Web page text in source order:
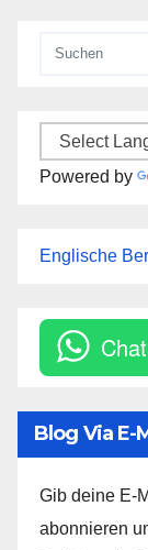
Powered by
Englische
Blog Via E-
Gib deine E-
abonnieren